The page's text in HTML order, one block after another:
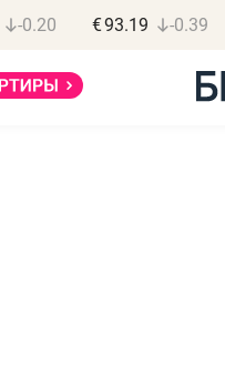
-0.20 €93.19 -0.39